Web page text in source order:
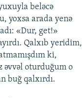
beləcə
yoxsa arada yenə
«Dur, get!»
Qalxıb yeridim,
ki,
əvvəl oturduğum o
buğ qalxırdı.